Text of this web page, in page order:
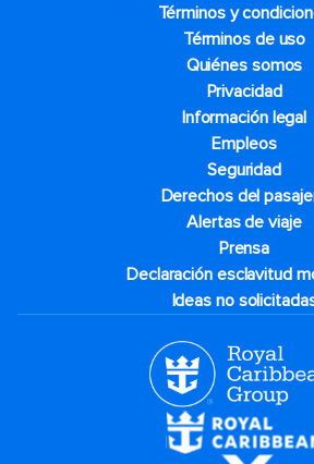
Términos y
Términos de uso
Quiénes somos
Privacidad
Información legal
Empleos
Seguridad
Derechos del
Alertas de viaje
Prensa
Declaración esclavitud
Ideas no